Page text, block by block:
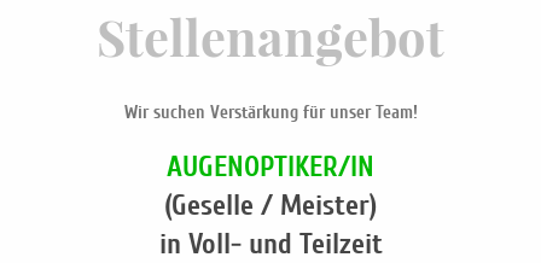
Stellenangebot
Wir suchen Verstärkung für unser Team!
AUGENOPTIKER/IN
(Geselle / Meister)
in Voll- und Teilzeit